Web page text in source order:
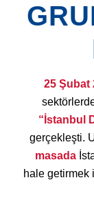
25 Şubat
“İstanbul
gerçekleşti.
masada
hale getirmek